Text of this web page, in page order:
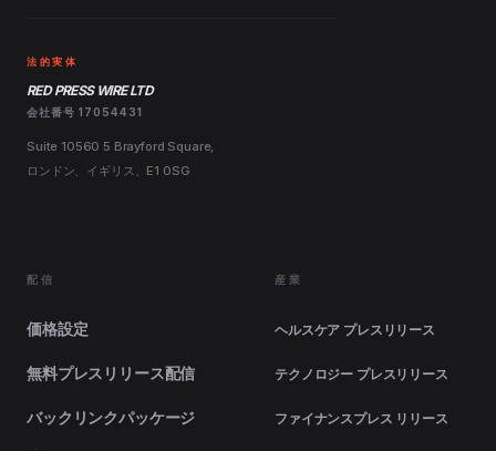
法的実体
RED PRESS WIRE LTD
会社番号 17054431
Suite 10560 5 Brayford Square,
ロンドン、イギリス、E1 0SG
配信
価格設定
無料プレスリリース配信
バックリンクパッケージ
産業
ヘルスケア プレスリリース
テクノロジー プレスリリース
ファイナンスプレス リリース